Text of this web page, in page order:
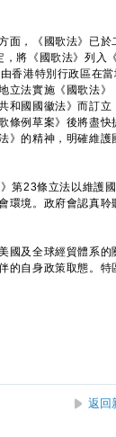
，《國歌法》已於
將《國歌法》列入
香港特別行政區在
立法實施《國歌法》
和國國徽法》而訂立
條例草案》後將盡快
》的精神，明確維護
23條立法以維護
環境。政府會認真聆
及全球經貿體系的
的自身政策取態。特
返回